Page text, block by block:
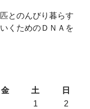
とのんびり暮らす
くためのＤＮＡを
金 土
日
1
2